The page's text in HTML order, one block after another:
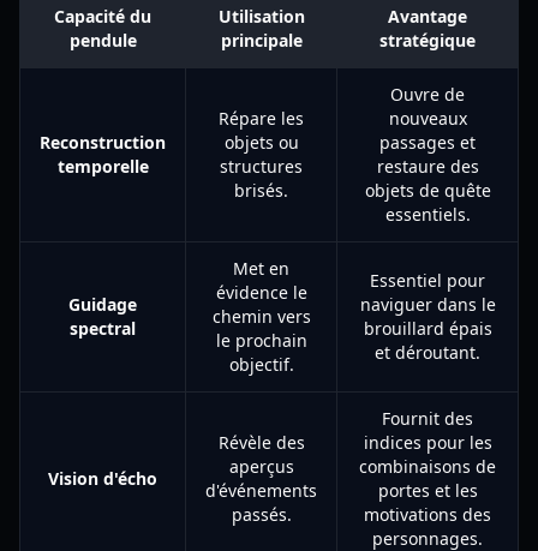
Capacité du
pendule
Utilisation
principale
Avantage
stratégique
Reconstruction
temporelle
Répare les
objets ou
structures
brisés.
Ouvre de
nouveaux
passages et
restaure des
objets de quête
essentiels.
Guidage
spectral
Met en
évidence le
chemin vers
le prochain
objectif.
Essentiel pour
naviguer dans le
brouillard épais
et déroutant.
Vision d'écho
Révèle des
aperçus
d'événements
passés.
Fournit des
indices pour les
combinaisons de
portes et les
motivations des
personnages.